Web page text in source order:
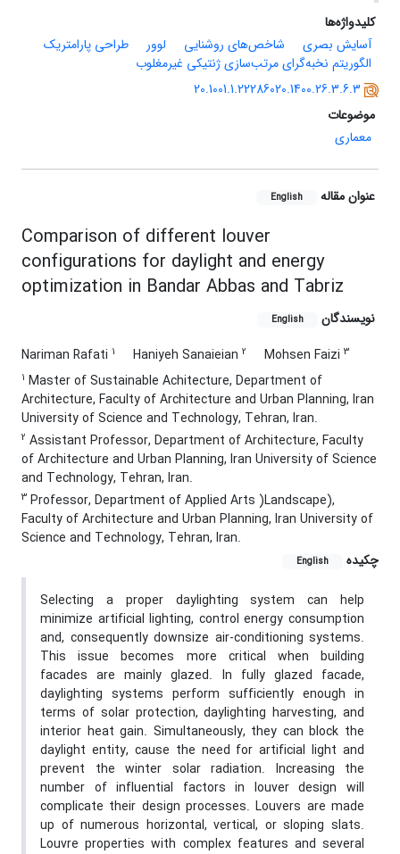
کلیدواژه‌ها
آسایش بصری
شاخص‌های روشنایی لوور
طراحی پارامتریک
الگوریتم نخبه‌گرای مرتب‌سازی ژنتیکی غیر‌مغلوب
20.1001.1.22286020.1400.26.3.6.3
موضوعات
معماری
عنوان مقاله English
Comparison of different louver
configurations for daylight and energy
optimization in Bandar Abbas and Tabriz
نویسندگان English
Nariman Rafati 1 Haniyeh Sanaieian 2 Mohsen Faizi 3
1 Master of Sustainable Achitecture, Department of
Architecture, Faculty of Architecture and Urban Planning, Iran
University of Science and Technology, Tehran, Iran.
2 Assistant Professor, Department of Architecture, Faculty
of Architecture and Urban Planning, Iran University of Science
and Technology, Tehran, Iran.
3 Professor, Department of Applied Arts )Landscape),
Faculty of Architecture and Urban Planning, Iran University of
Science and Technology, Tehran, Iran.
چکیده
English
Selecting a proper daylighting system can help
minimize artificial lighting, control energy consumption
and, consequently downsize air-conditioning systems.
This issue becomes more critical when building
facades are mainly glazed. In fully glazed facade,
daylighting systems perform sufficiently enough in
terms of solar protection, daylighting harvesting, and
interior heat gain. Simultaneously, they can block the
daylight entity, cause the need for artificial light and
prevent the winter solar radiation. Increasing the
number of influential factors in louver design will
complicate their design processes. Louvers are made
up of numerous horizontal, vertical, or sloping slats.
Louvre properties with complex features and several